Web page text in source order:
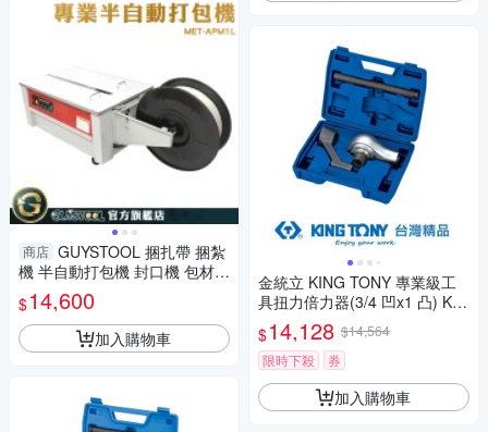
商店 GUYSTOOL 捆扎帶 捆紮
機 半自動打包機 封口機 包材
打包機廠商 MET-APM1L 束帶
機 地區需加費用
$14,600
加入購物車
金統立 KING TONY 專業級工
具扭力倍力器(3/4 凹x1 凸) KT
34688
$14,128 $14,564
限時下殺
券
加入購物車